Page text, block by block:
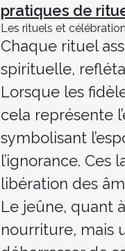
pratiques de
Les rituels et
Chaque rituel
spirituelle,
Lorsque les
cela représente
symbolisant
l’ignorance. Ces
libération des
Le jeûne, quant
nourriture, mais